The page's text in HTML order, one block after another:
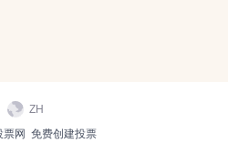
票网 免费创建投票
ZH